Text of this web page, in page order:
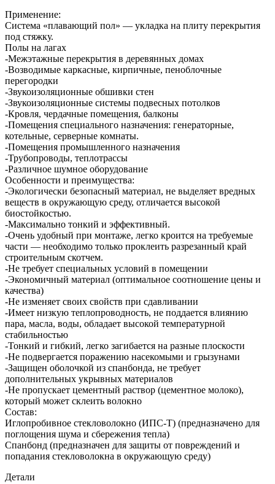
Применение:
Система «плавающий пол» — укладка на плиту перекрытия
под стяжку.
Полы на лагах
-Межэтажные перекрытия в деревянных домах
-Возводимые каркасные, кирпичные, пеноблочные
перегородки
-Звукоизоляционные обшивки стен
-Звукоизоляционные системы подвесных потолков
-Кровля, чердачные помещения, балконы
-Помещения специального назначения: генераторные,
котельные, серверные комнаты.
-Помещения промышленного назначения
-Трубопроводы, теплотрассы
-Различное шумное оборудование
Особенности и преимущества:
-Экологически безопасный материал, не выделяет вредных
веществ в окружающую среду, отличается высокой
биостойкостью.
-Максимально тонкий и эффективный.
-Очень удобный при монтаже, легко кроится на требуемые
части — необходимо только проклеить разрезанный край
строительным скотчем.
-Не требует специальных условий в помещении
-Экономичный материал (оптимальное соотношение цены и
качества)
-Не изменяет своих свойств при сдавливании
-Имеет низкую теплопроводность, не поддается влиянию
пара, масла, воды, обладает высокой температурной
стабильностью
-Тонкий и гибкий, легко загибается на разные плоскости
-Не подвергается поражению насекомыми и грызунами
-Защищен оболочкой из спанбонда, не требует
дополнительных укрывных материалов
-Не пропускает цементный раствор (цементное молоко),
который может склеить волокно
Состав:
Иглопробивное стекловолокно (ИПС-Т) (предназначено для
поглощения шума и сбережения тепла)
Спанбонд (предназначен для защиты от повреждений и
попадания стекловолокна в окружающую среду)
Детали